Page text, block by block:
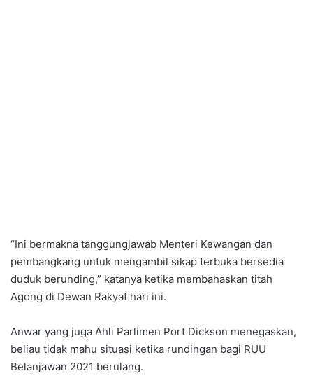
“Ini bermakna tanggungjawab Menteri Kewangan dan
pembangkang untuk mengambil sikap terbuka bersedia
duduk berunding,” katanya ketika membahaskan titah
Agong di Dewan Rakyat hari ini.
Anwar yang juga Ahli Parlimen Port Dickson menegaskan,
beliau tidak mahu situasi ketika rundingan bagi RUU
Belanjawan 2021 berulang.